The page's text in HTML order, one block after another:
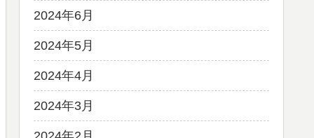
2024年6月
2024年5月
2024年4月
2024年3月